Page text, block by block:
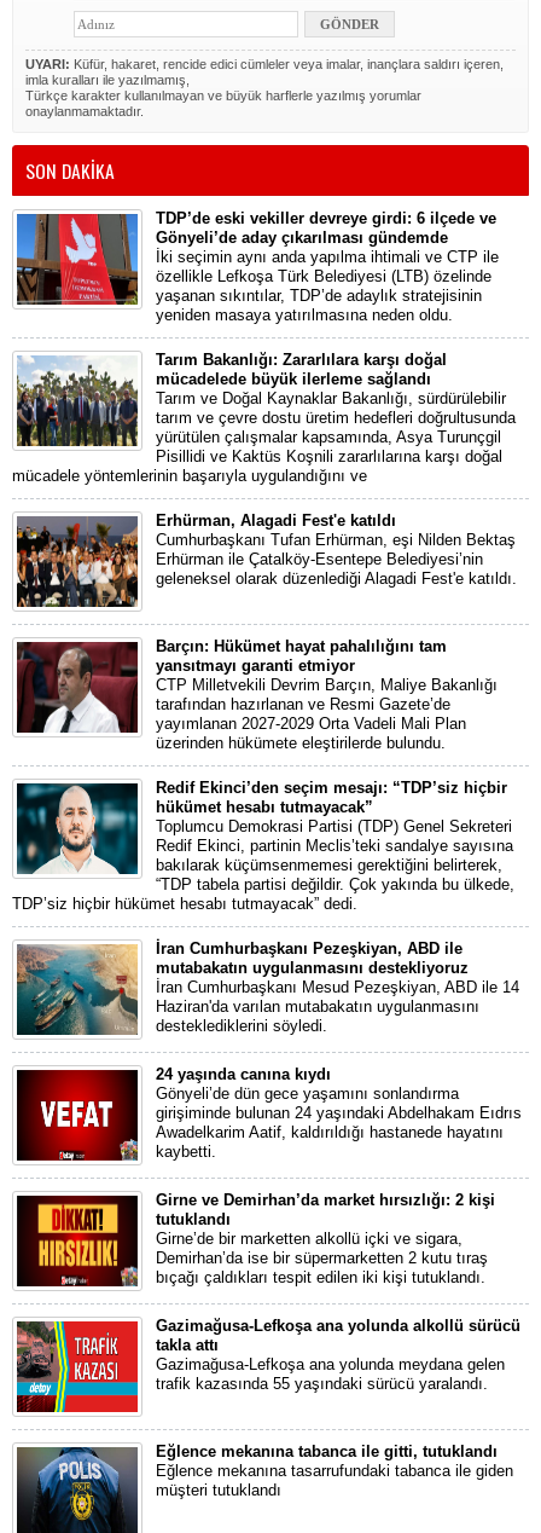
UYARI: Küfür, hakaret, rencide edici cümleler veya imalar, inançlara saldırı içeren,
imla kuralları ile yazılmamış,
Türkçe karakter kullanılmayan ve büyük harflerle yazılmış yorumlar
onaylanmamaktadır.
SON DAKİKA
TDP’de eski vekiller devreye girdi: 6 ilçede ve
Gönyeli’de aday çıkarılması gündemde
İki seçimin aynı anda yapılma ihtimali ve CTP ile
özellikle Lefkoşa Türk Belediyesi (LTB) özelinde
yaşanan sıkıntılar, TDP’de adaylık stratejisinin
yeniden masaya yatırılmasına neden oldu.
Tarım Bakanlığı: Zararlılara karşı doğal
mücadelede büyük ilerleme sağlandı
Tarım ve Doğal Kaynaklar Bakanlığı, sürdürülebilir
tarım ve çevre dostu üretim hedefleri doğrultusunda
yürütülen çalışmalar kapsamında, Asya Turunçgil
Pisillidi ve Kaktüs Koşnili zararlılarına karşı doğal
mücadele yöntemlerinin başarıyla uygulandığını ve
Erhürman, Alagadi Fest'e katıldı
Cumhurbaşkanı Tufan Erhürman, eşi Nilden Bektaş
Erhürman ile Çatalköy-Esentepe Belediyesi’nin
geleneksel olarak düzenlediği Alagadi Fest'e katıldı.
Barçın: Hükümet hayat pahalılığını tam
yansıtmayı garanti etmiyor
CTP Milletvekili Devrim Barçın, Maliye Bakanlığı
tarafından hazırlanan ve Resmi Gazete’de
yayımlanan 2027-2029 Orta Vadeli Mali Plan
üzerinden hükümete eleştirilerde bulundu.
Redif Ekinci’den seçim mesajı: “TDP’siz hiçbir
hükümet hesabı tutmayacak”
Toplumcu Demokrasi Partisi (TDP) Genel Sekreteri
Redif Ekinci, partinin Meclis’teki sandalye sayısına
bakılarak küçümsenmemesi gerektiğini belirterek,
“TDP tabela partisi değildir. Çok yakında bu ülkede,
TDP’siz hiçbir hükümet hesabı tutmayacak” dedi.
İran Cumhurbaşkanı Pezeşkiyan, ABD ile
mutabakatın uygulanmasını destekliyoruz
İran Cumhurbaşkanı Mesud Pezeşkiyan, ABD ile 14
Haziran'da varılan mutabakatın uygulanmasını
desteklediklerini söyledi.
24 yaşında canına kıydı
Gönyeli’de dün gece yaşamını sonlandırma
girişiminde bulunan 24 yaşındaki Abdelhakam Eıdrıs
Awadelkarim Aatif, kaldırıldığı hastanede hayatını
kaybetti.
Girne ve Demirhan’da market hırsızlığı: 2 kişi
tutuklandı
Girne’de bir marketten alkollü içki ve sigara,
Demirhan’da ise bir süpermarketten 2 kutu tıraş
bıçağı çaldıkları tespit edilen iki kişi tutuklandı.
Gazimağusa-Lefkoşa ana yolunda alkollü sürücü
takla attı
Gazimağusa-Lefkoşa ana yolunda meydana gelen
trafik kazasında 55 yaşındaki sürücü yaralandı.
Eğlence mekanına tabanca ile gitti, tutuklandı
Eğlence mekanına tasarrufundaki tabanca ile giden
müşteri tutuklandı